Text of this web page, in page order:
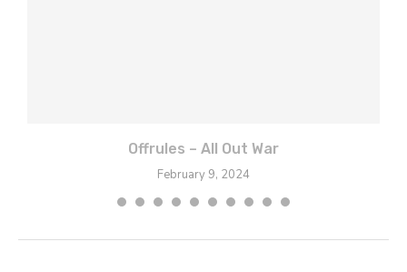
Offrules – All Out War
February 9, 2024